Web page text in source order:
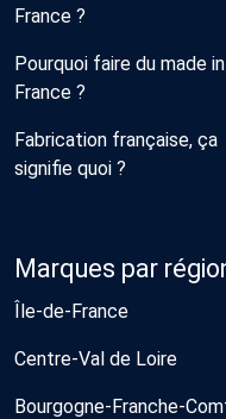
France ?
Pourquoi faire du made in
France ?
Fabrication française, ça
signifie quoi ?
Marques par
Île-de-France
Centre-Val de Loire
Bourgogne-Franche-